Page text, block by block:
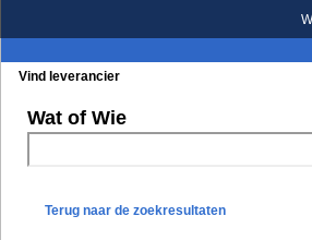
Vind leverancier
Wat of Wie
Terug naar de zoekresultaten